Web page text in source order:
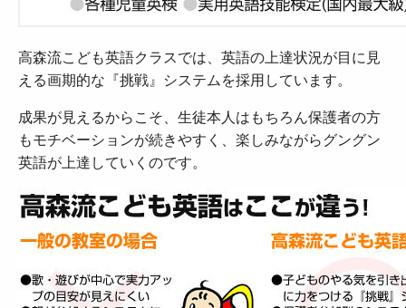
高森流こども英語クラスでは、英語の上達状況が目に見
える画期的な『挑戦』システムを採用しています。
成果が見えるからこそ、生徒本人はもちろん保護者の方
もモチベーションが続きやすく、楽しみながらグングン
英語が上達していくのです。